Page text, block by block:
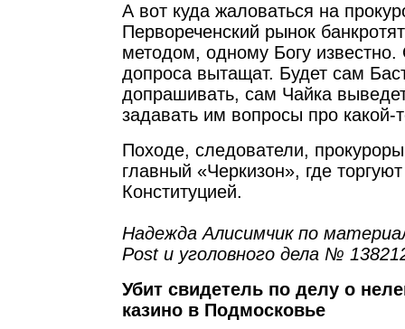
А вот куда жаловаться на
Первореченский рынок
методом, одному Богу
допроса вытащат. Будет сам
допрашивать, сам Чайка
задавать им вопросы про какой-
Походе, следователи,
главный «Черкизон», где
Конституцией.
Надежда Алисимчик по
Post и уголовного дела №
Убит свидетель по делу о
казино в Подмосковье